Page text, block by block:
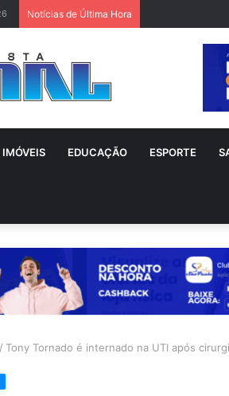
Notícias de Última Hora
IMÓVEIS EDUCAÇÃO ESPORTE
/ Tony Tornado é internado na UTI após